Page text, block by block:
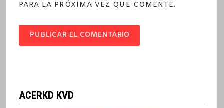
PARA LA PRÓXIMA VEZ QUE COMENTE.
ACERKD KVD